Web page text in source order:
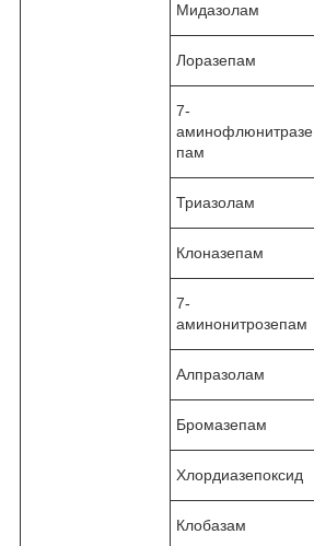
Мидазолам
Лоразепам
7-
аминофлюнитразе
пам
Триазолам
Клоназепам
7-
аминонитрозепам
Алпразолам
Бромазепам
Хлордиазепоксид
Клобазам